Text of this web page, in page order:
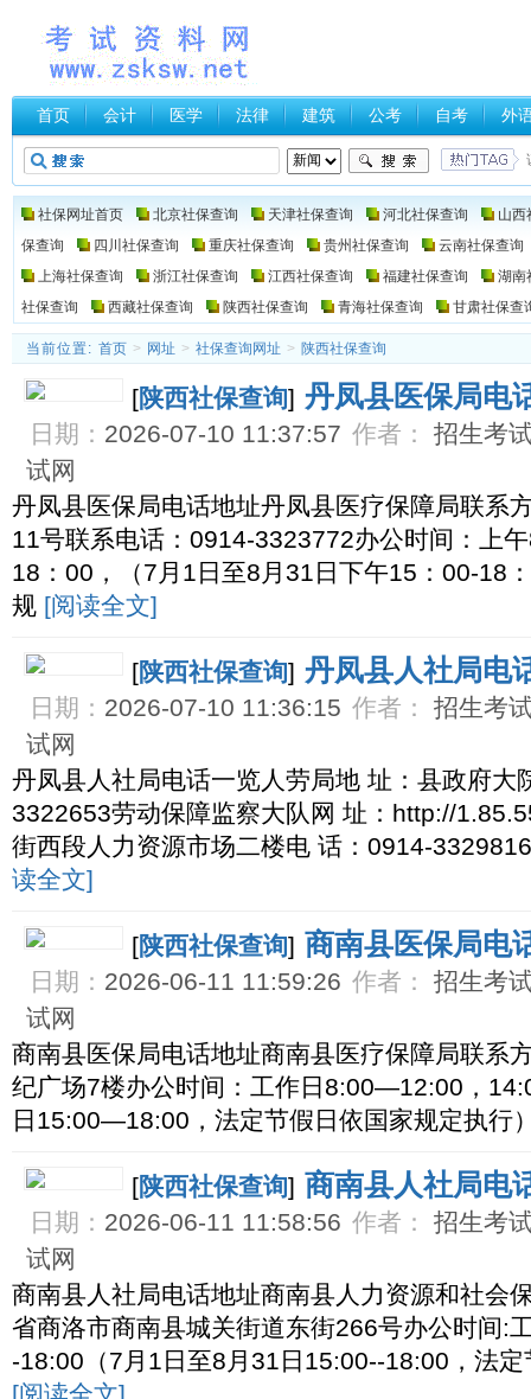
首页 会计 医学 法律 建筑 公考 自考 外
社保网址首页 北京社保查询 天津社保查询 河北社保查询
山西
保查询
四川社保查询 重庆社保查询 贵州社保查询
云南社保查询
上海社保查询
浙江社保查询 江西社保查询 福建社保查询
湖南
社保查询
西藏社保查询 陕西社保查询 青海社保查询 甘肃社保查
当前位置: 首页 > 网址 > 社保查询网址 > 陕西社保查询
[陕西社保查询] 丹凤县医保局电
日期： 2026-07-10 11:37:57 作者：
招生考
试网
丹凤县医保局电话地址丹凤县医疗保障局联系
11号联系电话：0914-3323772办公时间：上
18：00，（7月1日至8月31日下午15：00-18
规 [阅读全文]
[陕西社保查询] 丹凤县人社局电
日期： 2026-07-10 11:36:15 作者：
招生考
试网
丹凤县人社局电话一览人劳局地 址：县政府大
3322653劳动保障监察大队网 址：http://
街西段人力资源市场二楼电 话：0914-
读全文]
[陕西社保查询] 商南县医保局电
日期： 2026-06-11 11:59:26 作者：
招生考
试网
商南县医保局电话地址商南县医疗保障局联系
纪广场7楼办公时间：工作日8:00—12:00，
日15:00—18:00，法定节假日依国家规定执行
[陕西社保查询] 商南县人社局电
日期： 2026-06-11 11:58:56 作者：
招生考
试网
商南县人社局电话地址商南县人力资源和社会
省商洛市商南县城关街道东街266号办公时间:
-18:00（7月1日至8月31日15:00--18:00，法